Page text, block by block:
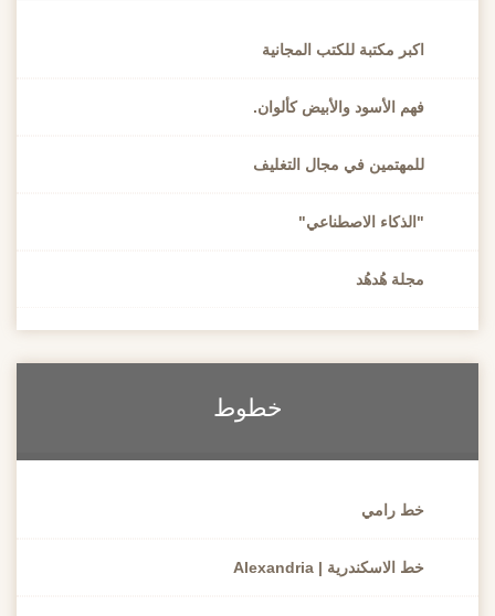
اكبر مكتبة للكتب المجانية
فهم الأسود والأبيض كألوان.
للمهتمين في مجال التغليف
"الذكاء الاصطناعي"
مجلة هُدهُد
خطوط
خط رامي
خط الاسكندرية | Alexandria